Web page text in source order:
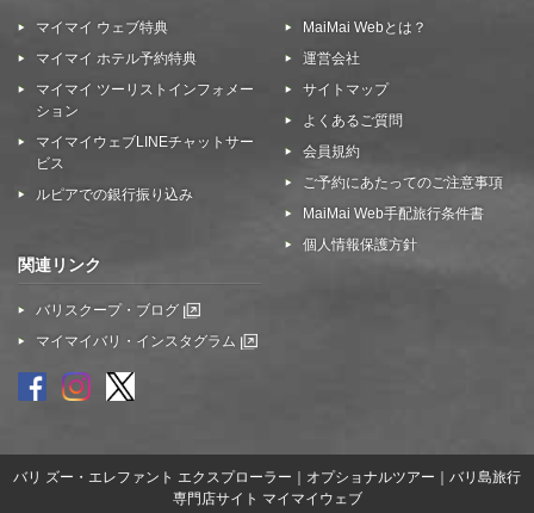
マイマイ ウェブ特典
マイマイ ホテル予約特典
マイマイ ツーリストインフォメー
ション
マイマイウェブLINEチャットサー
ビス
ルピアでの銀行振り込み
MaiMai Webとは？
運営会社
サイトマップ
よくあるご質問
会員規約
ご予約にあたってのご注意事項
MaiMai Web手配旅行条件書
個人情報保護方針
関連リンク
バリスクープ・ブログ
マイマイバリ・インスタグラム
バリ ズー・エレファント エクスプローラー｜オプショナルツアー｜バリ島旅行
専門店サイト マイマイウェブ